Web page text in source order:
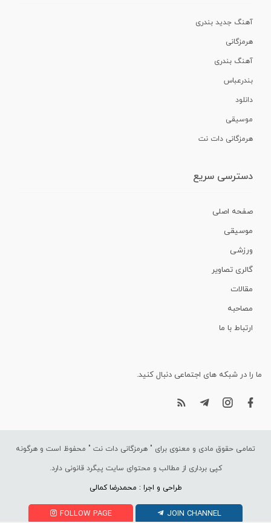
آهنگ جدید بندری
هرمزگانی
آهنگ بندری
بندرعباس
دانلود
موسیقی
هرمزگانی دات نت
دسترسی سریع
صفحه اصلی
موسیقی
ورزشی
گالری تصاویر
مقالات
مصاحبه
ارتباط با ما
ما را در شبکه های اجتماعی دنبال کنید.
تمامی حقوق مادی و معنوی برای " هرمزگانی دات نت " محفوظ است و هرگونه
کپی برداری از مطالب و محتوای سایت پیگرد قانونی دارد.
طراحی و اجرا : محمدرضا کمالی
FOLLOW PAGE JOIN CHANNEL